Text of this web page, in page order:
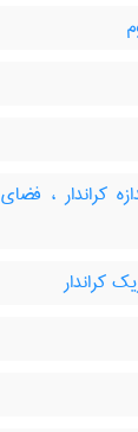
کراندار ، فضای
کراندار